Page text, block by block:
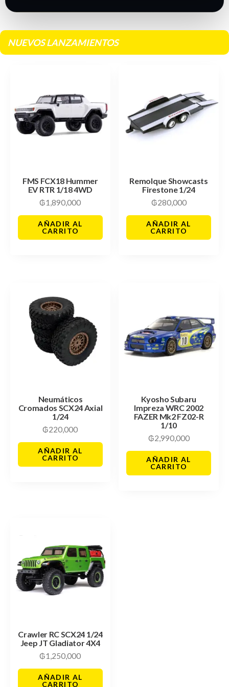
NUEVOS LANZAMIENTOS
FMS FCX18 Hummer
EV RTR 1/18 4WD
₲1,890,000
AÑADIR AL
CARRITO
Remolque Showcasts
Firestone 1/24
₲280,000
AÑADIR AL
CARRITO
Neumáticos
Cromados SCX24 Axial
1/24
₲220,000
AÑADIR AL
CARRITO
Kyosho Subaru
Impreza WRC 2002
FAZER Mk2 FZ02-R
1/10
₲2,990,000
AÑADIR AL
CARRITO
Crawler RC SCX24 1/24
Jeep JT Gladiator 4X4
₲1,250,000
AÑADIR AL
CARRITO